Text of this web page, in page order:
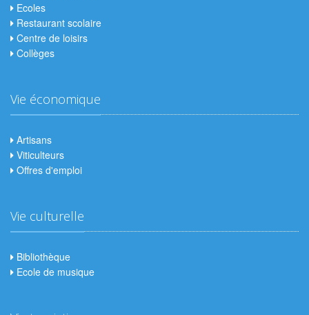
Ecoles
Restaurant scolaire
Centre de loisirs
Collèges
Vie économique
Artisans
Viticulteurs
Offres d'emploi
Vie culturelle
Bibliothèque
Ecole de musique